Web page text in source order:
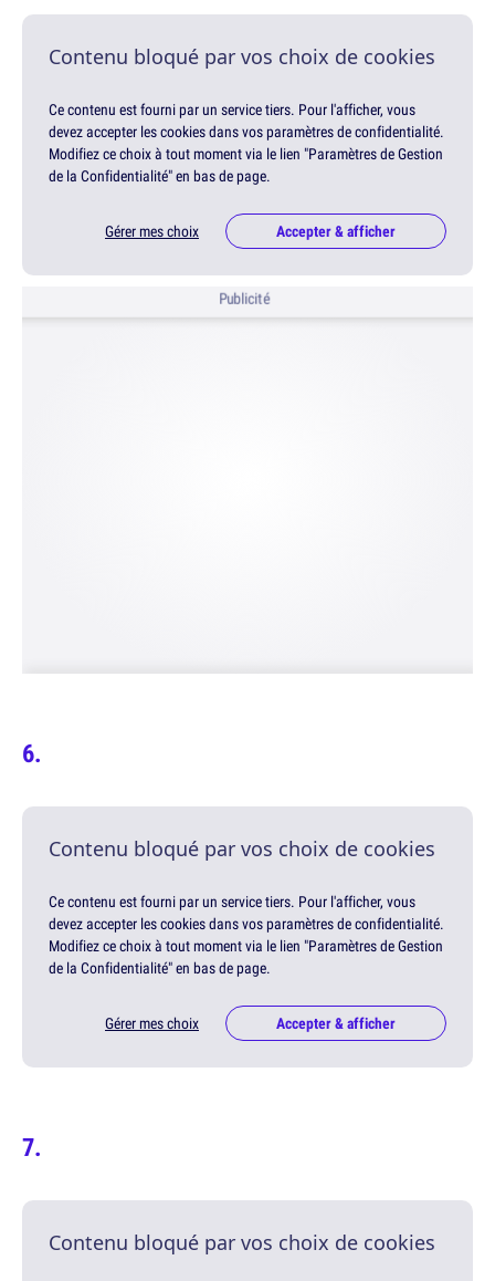
Contenu bloqué par vos choix de cookies
Ce contenu est fourni par un service tiers. Pour l'afficher, vous
devez accepter les cookies dans vos paramètres de confidentialité.
Modifiez ce choix à tout moment via le lien "Paramètres de Gestion
de la Confidentialité" en bas de page.
Gérer mes choix Accepter & afficher
Publicité
Contenu bloqué par vos choix de cookies
Ce contenu est fourni par un service tiers. Pour l'afficher, vous
devez accepter les cookies dans vos paramètres de confidentialité.
Modifiez ce choix à tout moment via le lien "Paramètres de Gestion
de la Confidentialité" en bas de page.
Gérer mes choix Accepter & afficher
Contenu bloqué par vos choix de cookies